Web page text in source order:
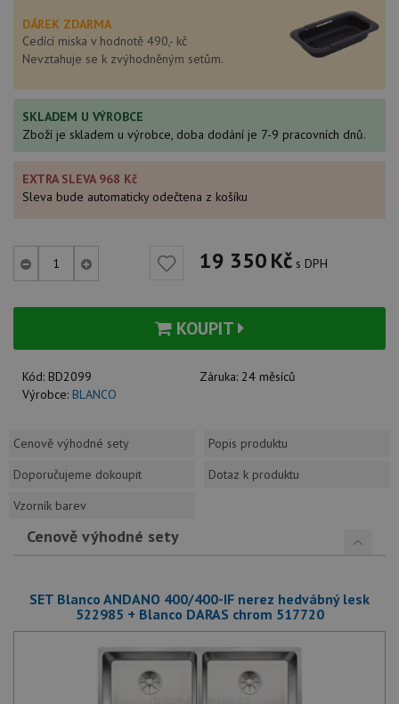
DÁREK ZDARMA
Cedící miska v hodnotě 490,- kč
Nevztahuje se k zvýhodněným setům.
SKLADEM U VÝROBCE
Zboží je skladem u výrobce, doba dodání je 7-9 pracovních dnů.
EXTRA SLEVA 968 Kč
Sleva bude automaticky odečtena z košíku
19 350Kč s DPH
KOUPIT
Kód: BD2099 Záruka: 24 měsíců
Výrobce: BLANCO
Cenově výhodné sety
Popis produktu
Doporučujeme dokoupit
Dotaz k produktu
Vzorník barev
Cenově výhodné sety
SET Blanco ANDANO 400/400-IF nerez hedvábný lesk
522985 + Blanco DARAS chrom 517720